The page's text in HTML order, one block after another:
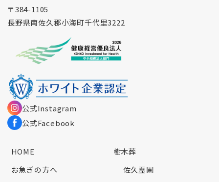
〒384-1105
長野県南佐久郡小海町千代里3222
公式Instagram
公式Facebook
HOME
お急ぎの方へ
樹木葬
佐久霊園